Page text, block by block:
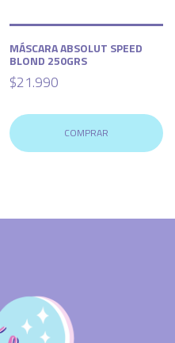
MÁSCARA ABSOLUT SPEED
BLOND 250GRS
$21.990
COMPRAR